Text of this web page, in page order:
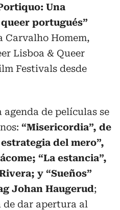
Una
portugués”
Carvalho Homem,
Lisboa & Queer
Festivals desde
de películas se
“Misericordia”, de
del mero”,
“La estancia”,
y “Sueños”
Johan Haugerud;
de dar apertura al